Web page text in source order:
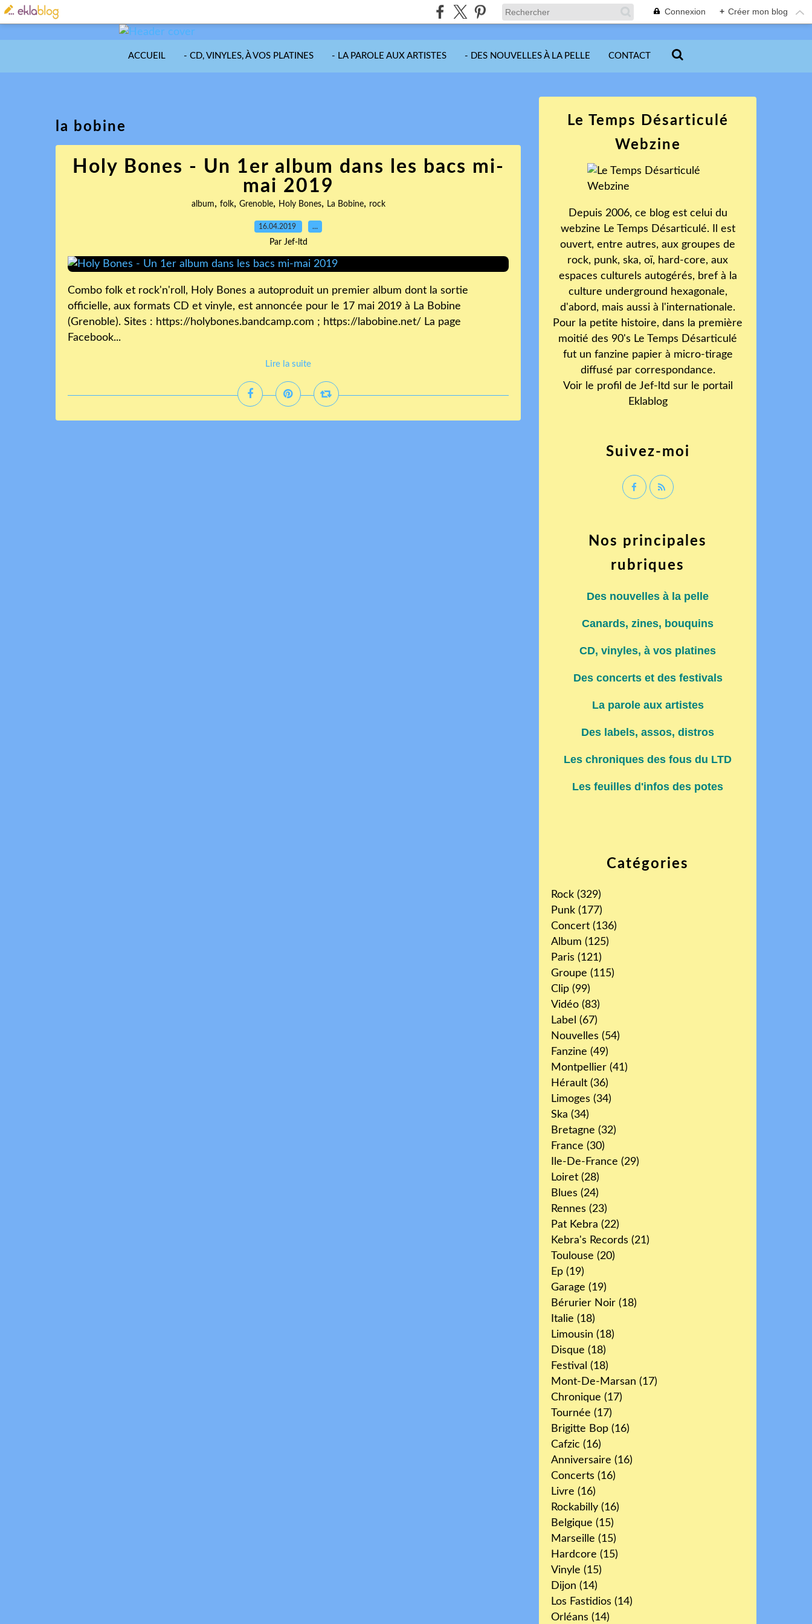
Connexion + Créer mon blog
ACCUEIL - CD, VINYLES, À VOS PLATINES - LA PAROLE AUX ARTISTES - DES NOUVELLES À LA PELLE CONTACT
la bobine
Holy Bones - Un 1er album dans les bacs mi-
mai 2019
album, folk, Grenoble, Holy Bones, La Bobine, rock
16.04.2019 …
Par Jef-ltd
Combo folk et rock'n'roll, Holy Bones a autoproduit un premier album dont la sortie
officielle, aux formats CD et vinyle, est annoncée pour le 17 mai 2019 à La Bobine
(Grenoble). Sites : https://holybones.bandcamp.com ; https://labobine.net/ La page
Facebook...
Lire la suite
Catégories
Rock (329)
Punk (177)
Concert (136)
Album (125)
Paris (121)
Groupe (115)
Clip (99)
Vidéo (83)
Label (67)
Nouvelles (54)
Fanzine (49)
Montpellier (41)
Hérault (36)
Limoges (34)
Ska (34)
Bretagne (32)
France (30)
Ile-De-France (29)
Loiret (28)
Blues (24)
Rennes (23)
Pat Kebra (22)
Kebra's Records (21)
Toulouse (20)
Ep (19)
Garage (19)
Bérurier Noir (18)
Italie (18)
Limousin (18)
Disque (18)
Festival (18)
Mont-De-Marsan (17)
Chronique (17)
Tournée (17)
Brigitte Bop (16)
Cafzic (16)
Anniversaire (16)
Concerts (16)
Livre (16)
Rockabilly (16)
Belgique (15)
Marseille (15)
Hardcore (15)
Vinyle (15)
Dijon (14)
Los Fastidios (14)
Orléans (14)
Le Temps Désarticulé
Webzine
Depuis 2006, ce blog est celui du
webzine Le Temps Désarticulé. Il est
ouvert, entre autres, aux groupes de
rock, punk, ska, oï, hard-core, aux
espaces culturels autogérés, bref à la
culture underground hexagonale,
d'abord, mais aussi à l'internationale.
Pour la petite histoire, dans la première
moitié des 90's Le Temps Désarticulé
fut un fanzine papier à micro-tirage
diffusé par correspondance.
Voir le profil de Jef-ltd sur le portail
Eklablog
Suivez-moi
Nos principales
rubriques
Des nouvelles à la pelle
Canards, zines, bouquins
CD, vinyles, à vos platines
Des concerts et des festivals
La parole aux artistes
Des labels, assos, distros
Les chroniques des fous du LTD
Les feuilles d'infos des potes